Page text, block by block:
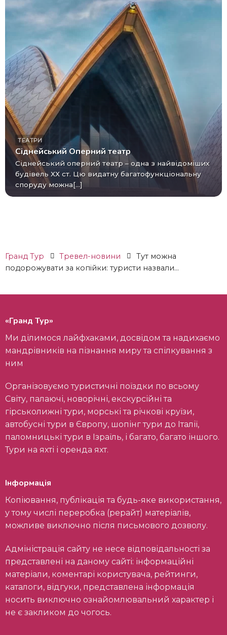
ТЕАТРИ
Сіднейський Оперний театр
Сіднейський оперний театр – одна з найвідоміших
будівель ХХ ст. Цю видатну багатофункціональну
споруду можна[...]
Гранд Тур Тревел-новини
Тут можна
подорожувати за копійки: туристи назвали...
«Гранд Тур»
Ми ділимося лайфхаками, досвідом та надихаємо
мандрівників на пізнання миру та спілкування з
ним
Організовуємо туристичні поїздки по всьому
Світу, палаючі, новорічні, екскурсійні та
гірськолижні тури, морські та річкові круїзи,
автобусні тури в Європу, шопінг тури до Італії,
паломницькі тури в Ізраїль, і багато, багато іншого.
Тури на яхті і оренда яхт.
Інформація
Копіювання, публікація та будь-яке використання,
у тому числі переробка (рерайт) матеріалів,
можливе виключно після письмового дозволу.
Адміністрація сайту не несе відповідальності за
представлені на даному сайті: інформаційні
матеріали, коментарі користувача, рейтинги,
каталоги, відгуки, представлена інформація
носить виключно ознайомлювальний характер і
не є закликом до чогось.